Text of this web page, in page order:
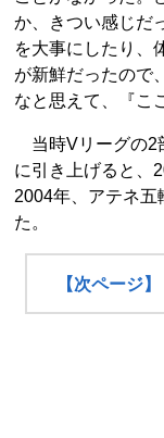
か、きつい感じだ
を大事にしたり、
が新鮮だったので
なと思えて、『こ
当時Vリーグの2
に引き上げると、
2004年、アテネ五
た。
【次ページ